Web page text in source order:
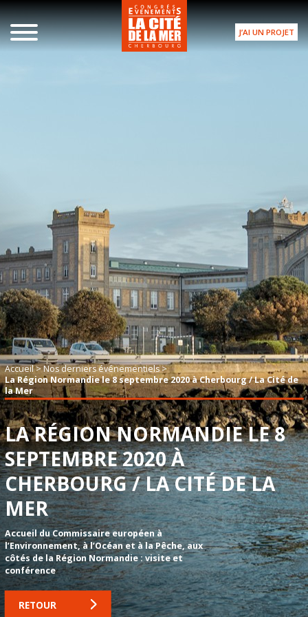
J’AI UN PROJET
Accueil>Nos derniers événementiels>
La Région Normandie le 8 septembre 2020 à Cherbourg / La Cité de
la Mer
LA RÉGION NORMANDIE LE 8
SEPTEMBRE 2020 À
CHERBOURG / LA CITÉ DE LA
MER
Accueil du Commissaire européen à
l’Environnement, à l’Océan et à la Pêche, aux
côtés de la Région Normandie : visite et
conférence
RETOUR